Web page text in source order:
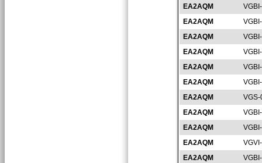
EA2AQM
EA2AQM
EA2AQM
EA2AQM
EA2AQM
EA2AQM
EA2AQM
EA2AQM
EA2AQM
EA2AQM
EA2AQM